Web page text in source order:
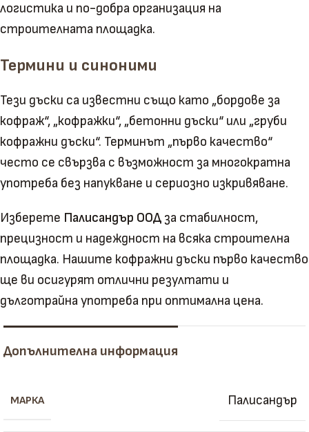
логистика и по-добра организация на
строителната площадка.
Термини и синоними
Тези дъски са известни също като „бордове за
кофраж“, „кофражки“, „бетонни дъски“ или „груби
кофражни дъски“. Терминът „първо качество“
често се свързва с възможност за многократна
употреба без напукване и сериозно изкривяване.
Изберете Палисандър ООД за стабилност,
прецизност и надеждност на всяка строителна
площадка. Нашите кофражни дъски първо качество
ще ви осигурят отлични резултати и
дълготрайна употреба при оптимална цена.
Допълнителна информация
МАРКА Палисандър